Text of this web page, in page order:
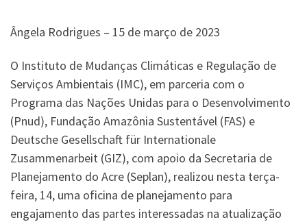
Ângela Rodrigues – 15 de março de 2023
O Instituto de Mudanças Climáticas e Regulação de
Serviços Ambientais (IMC), em parceria com o
Programa das Nações Unidas para o Desenvolvimento
(Pnud), Fundação Amazônia Sustentável (FAS) e
Deutsche Gesellschaft für Internationale
Zusammenarbeit (GIZ), com apoio da Secretaria de
Planejamento do Acre (Seplan), realizou nesta terça-
feira, 14, uma oficina de planejamento para
engajamento das partes interessadas na atualização